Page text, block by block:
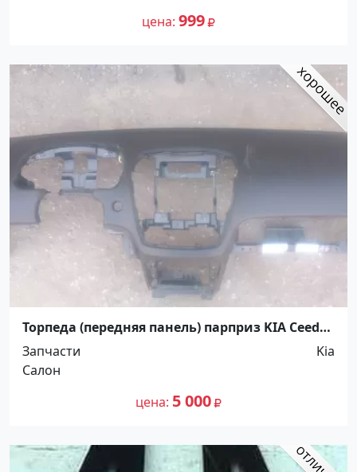
цена 999
Торпеда (передняя панель) парприз KIA Ceed
2010-2012 Краснодар
Запчасти
Kia
Салон
цена 5 000